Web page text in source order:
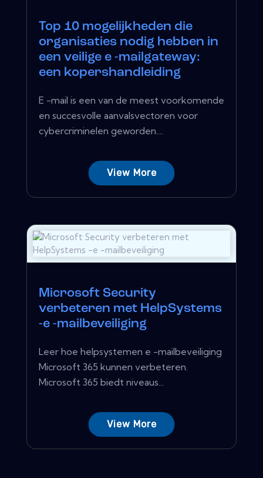
Top 10 mogelijkheden die
organisaties nodig hebben in
een veilige e -mailgateway:
een kopershandleiding
E -mail is een van de meest voorkomende
en succesvolle aanvalsvectoren voor
cybercriminelen geworden....
View More
Microsoft Security
verbeteren met HelpSystems
-e -mailbeveiliging
Leer hoe helpsystemen e -mailbeveiliging
Microsoft 365 kunnen verbeteren.
Microsoft 365 biedt niveaus...
View More